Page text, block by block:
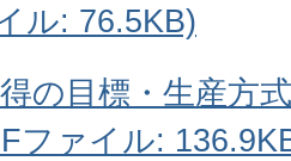
ル: 76.5KB)
の目標・生産方
ファイル: